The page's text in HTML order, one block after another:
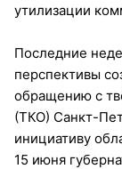
утилизации
Последние
перспективы
обращению с
(ТКО) Санкт-
инициативу
15 июня